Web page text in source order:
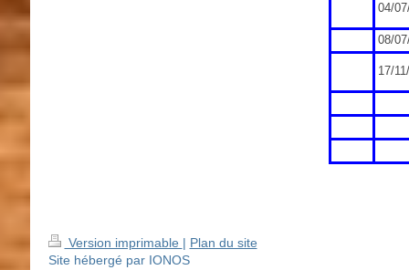
04/
08/
17/
Version imprimable | Plan du site
Site hébergé par IONOS